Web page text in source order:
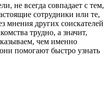
не всегда совпадает с тем,
сотрудники или те,
мнения других соискателей
трудно, а значит,
чем именно
помогают быстро узнать